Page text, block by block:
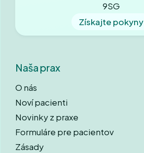
9SG
Získajte pokyny
Naša prax
O nás
Noví pacienti
Novinky z praxe
Formuláre pre pacientov
Zásady